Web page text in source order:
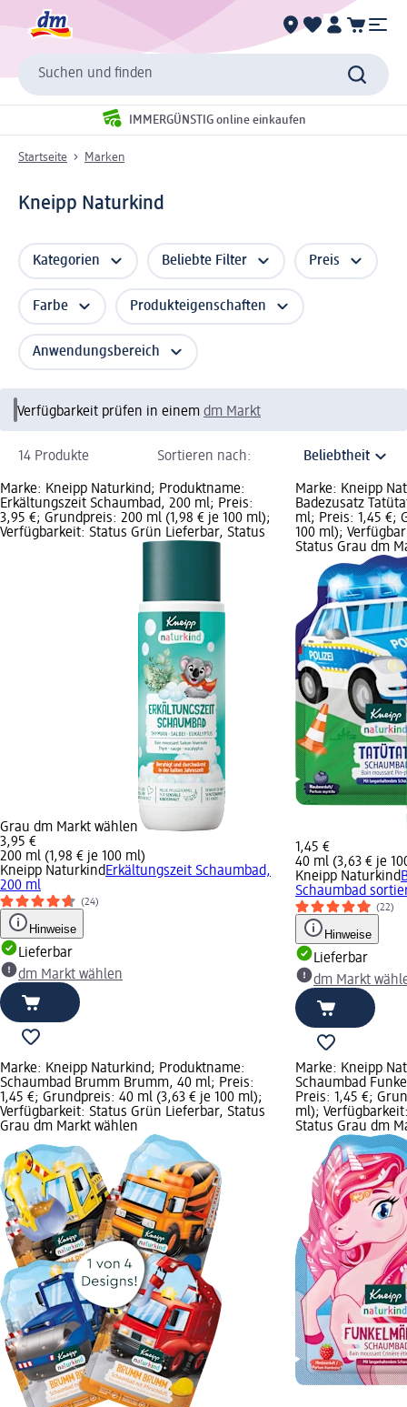
Suchen und finden
IMMERGÜNSTIG online einkaufen
Startseite Marken
Kneipp Naturkind
Kategorien Beliebte Filter Preis
Farbe Produkteigenschaften
Anwendungsbereich
Verfügbarkeit prüfen in einem dm Markt
14 Produkte Sortieren nach:
Marke: Kneipp Naturkind; Produktname:
Erkältungszeit Schaumbad, 200 ml; Preis:
3,95 €; Grundpreis: 200 ml (1,98 € je 100 ml);
Verfügbarkeit: Status Grün Lieferbar, Status
Grau dm Markt wählen
3,95 €
200 ml (1,98 € je 100 ml)
Kneipp NaturkindErkältungszeit Schaumbad,
200 ml
(24)
Hinweise
Lieferbar
dm Markt wählen
Marke: Kneipp
Badezusatz
ml; Preis: 1,45 €;
100 ml);
Status Grau dm
1,45 €
40 ml (3,63 € je
Kneipp Naturkind
Schaumbad
(22)
Hinweise
Lieferbar
dm Markt
Marke: Kneipp Naturkind; Produktname:
Schaumbad Brumm Brumm, 40 ml; Preis:
1,45 €; Grundpreis: 40 ml (3,63 € je 100 ml);
Verfügbarkeit: Status Grün Lieferbar, Status
Grau dm Markt wählen
Marke: Kneipp
Schaumbad
Preis: 1,45 €;
ml);
Status Grau dm